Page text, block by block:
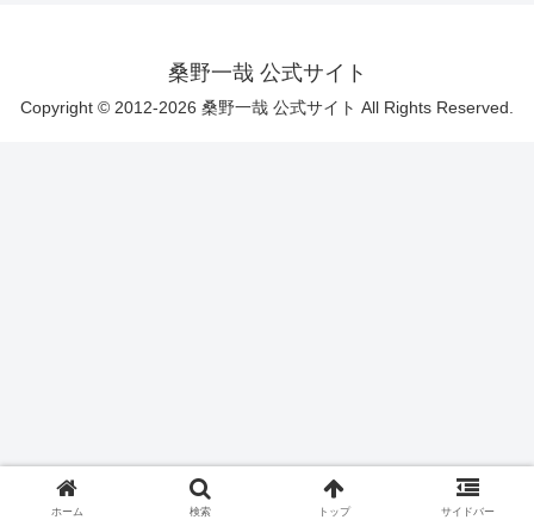
桑野一哉 公式サイト
Copyright © 2012-2026 桑野一哉 公式サイト All Rights Reserved.
ホーム 検索 トップ サイドバー